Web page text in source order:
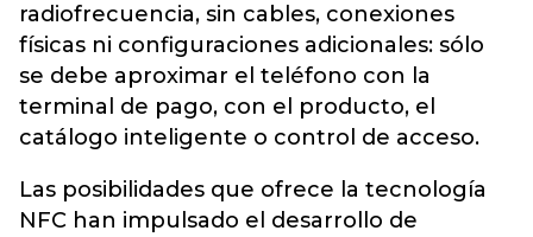
radiofrecuencia, sin cables, conexiones
físicas ni configuraciones adicionales: sólo
se debe aproximar el teléfono con la
terminal de pago, con el producto, el
catálogo inteligente o control de acceso.
Las posibilidades que ofrece la tecnología
NFC han impulsado el desarrollo de